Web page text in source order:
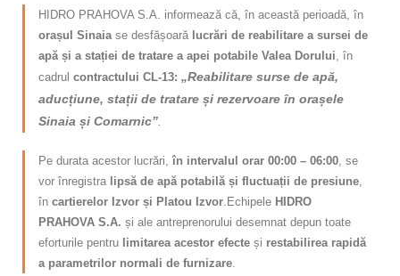
HIDRO PRAHOVA S.A. informează că, în această perioadă, în
orașul Sinaia se desfășoară lucrări de reabilitare a sursei de
apă și a stației de tratare a apei potabile Valea Dorului , în
cadrul contractului CL-13: „Reabilitare surse de apă,
aducțiune, stații de tratare și rezervoare în orașele
Sinaia și Comarnic”
Pe durata acestor lucrări,în intervalul orar 00:00 – 06:00 , se
vor înregistra lipsă de apă potabilă și fluctuații de presiune
în cartierelor Izvor și Platou Izvor Echipele HIDRO
PRAHOVA S.A. și ale antreprenorului desemnat depun toate
eforturile pentru limitarea acestor efecte și restabilirea rapidă
a parametrilor normali de furnizare